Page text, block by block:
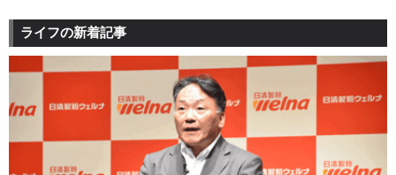
ライフの新着記事